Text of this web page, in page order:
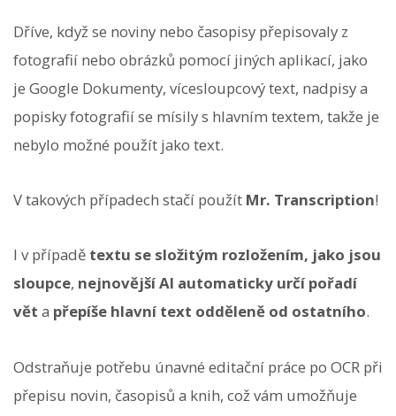
Dříve, když se noviny nebo časopisy přepisovaly z
fotografií nebo obrázků pomocí jiných aplikací, jako
je Google Dokumenty, vícesloupcový text, nadpisy a
popisky fotografií se mísily s hlavním textem, takže je
nebylo možné použít jako text.
V takových případech stačí použít Mr. Transcription!
I v případě textu se složitým rozložením, jako jsou
sloupce, nejnovější AI automaticky určí pořadí
vět a přepíše hlavní text odděleně od ostatního.
Odstraňuje potřebu únavné editační práce po OCR při
přepisu novin, časopisů a knih, což vám umožňuje